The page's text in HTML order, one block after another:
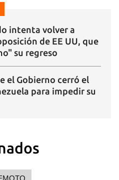
intenta volver a
de EE UU, que
su regreso
el Gobierno cerró el
para impedir su